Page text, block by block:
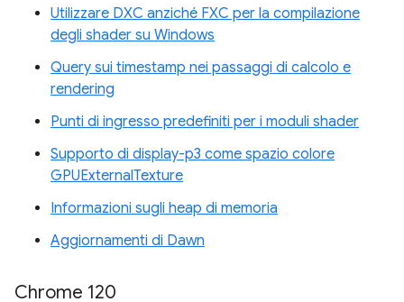
Utilizzare DXC anziché FXC per la compilazione
degli shader su Windows
Query sui timestamp nei passaggi di calcolo e
rendering
Punti di ingresso predefiniti per i moduli shader
Supporto di display-p3 come spazio colore
GPUExternalTexture
Informazioni sugli heap di memoria
Aggiornamenti di Dawn
Chrome 120